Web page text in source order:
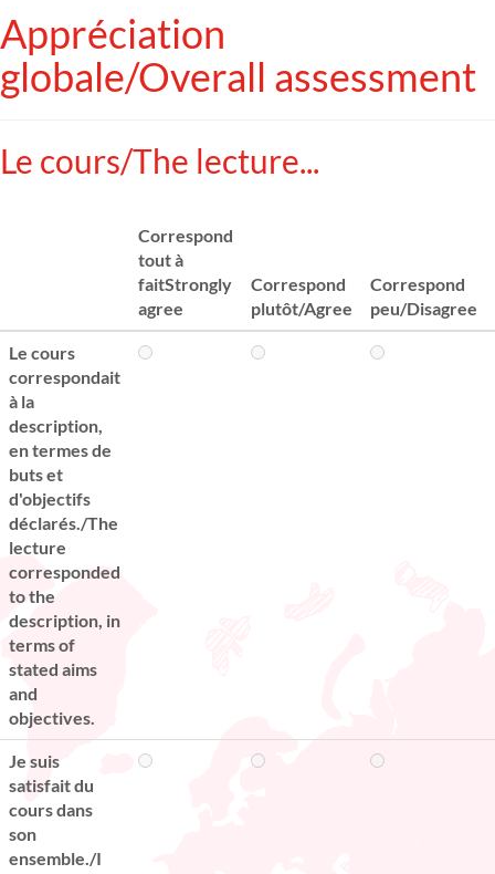
Appréciation
globale/Overall assessment
Le cours/The lecture...
Correspond
tout à
faitStrongly
agree
Correspond
plutôt/Agree
Correspond
peu/Disagree
Le cours
correspondait
à la
description,
en termes de
buts et
d'objectifs
déclarés./The
lecture
corresponded
to the
description, in
terms of
stated aims
and
objectives.
Je suis
satisfait du
cours dans
son
ensemble./I